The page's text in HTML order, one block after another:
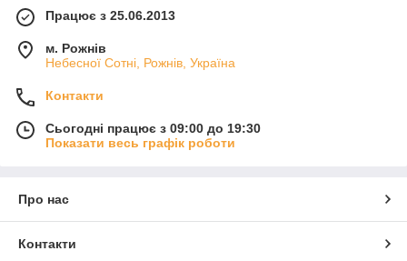
Працює з 25.06.2013
м. Рожнів
Небесної Сотні, Рожнів, Україна
Контакти
Сьогодні працює з 09:00 до 19:30
Показати весь графік роботи
Про нас
Контакти